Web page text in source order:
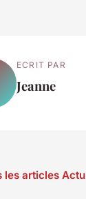
ECRIT PAR
Jeanne
les articles Actu